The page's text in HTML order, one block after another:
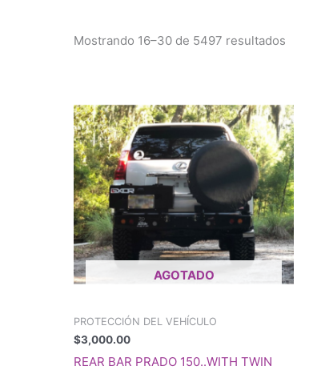
Mostrando 16–30 de 5497 resultados
AGOTADO
PROTECCIÓN DEL VEHÍCULO
$3,000.00
REAR BAR PRADO 150..WITH TWIN